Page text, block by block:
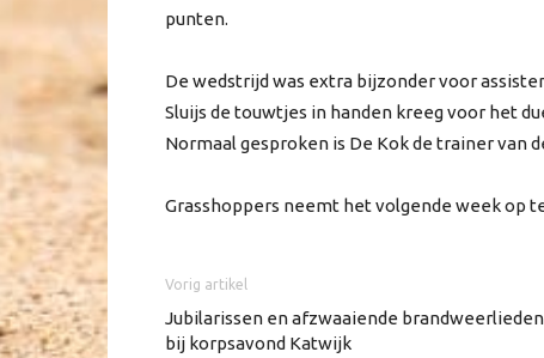
punten.
De wedstrijd was extra bijzonder voor
Sluijs de touwtjes in handen kreeg voor het
Normaal gesproken is De Kok de trainer van
Grasshoppers neemt het volgende week op
Vorig artikel
Jubilarissen en afzwaaiende brandweerlieden
bij korpsavond Katwijk